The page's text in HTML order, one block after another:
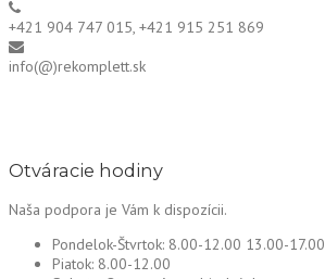
+421 904 747 015, +421 915 251 869
info(@)rekomplett.sk
Otváracie hodiny
Naša podpora je Vám k dispozícii.
Pondelok-Štvrtok: 8.00-12.00 13.00-17.00
Piatok: 8.00-12.00